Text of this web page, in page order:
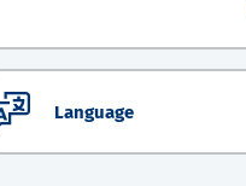
Language